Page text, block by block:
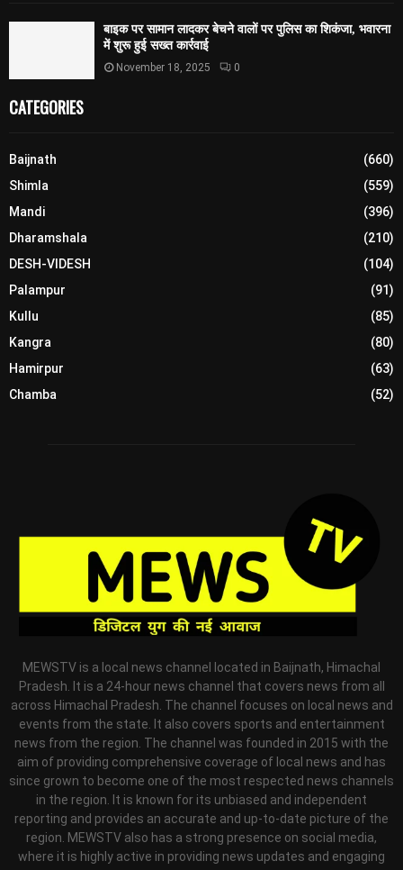
बाइक पर सामान लादकर बेचने वालों पर पुलिस का शिकंजा, भवारना
में शुरू हुई सख्त कार्रवाई
November 18, 2025 0
CATEGORIES
Baijnath
(660)
Shimla
(559)
Mandi
(396)
Dharamshala
(210)
DESH-VIDESH
(104)
Palampur
(91)
Kullu
(85)
Kangra
(80)
Hamirpur
(63)
Chamba
(52)
MEWSTV is a local news channel located in Baijnath, Himachal
Pradesh. It is a 24-hour news channel that covers news from all
across Himachal Pradesh. The channel focuses on local news and
events from the state. It also covers sports and entertainment
news from the region. The channel was founded in 2015 with the
aim of providing comprehensive coverage of local news and has
since grown to become one of the most respected news channels
in the region. It is known for its unbiased and independent
reporting and provides an accurate and up-to-date picture of the
region. MEWSTV also has a strong presence on social media,
where it is highly active in providing news updates and engaging